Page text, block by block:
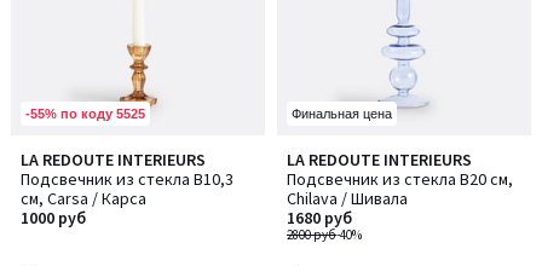
-55% по коду 5525
LA REDOUTE INTERIEURS
Подсвечник из стекла В10,3
см, Carsa / Карса
1000 руб
5
/
5
Финальная цена
LA REDOUTE INTERIEURS
Подсвечник из стекла В20 см,
Chilava / Шивала
2800 руб-40%
1680 руб
4,9
/ 5